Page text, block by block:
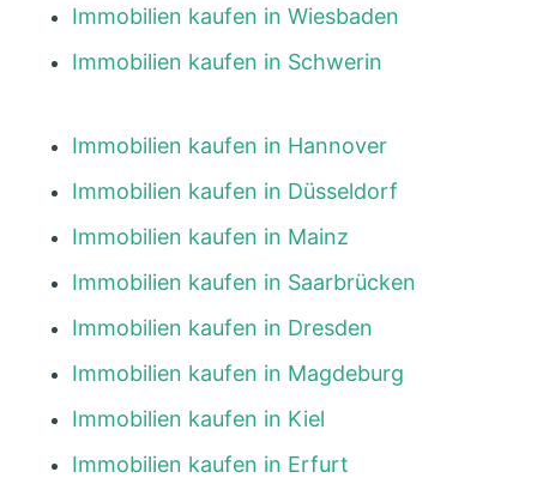
Immobilien kaufen in Wiesbaden
Immobilien kaufen in Schwerin
Immobilien kaufen in Hannover
Immobilien kaufen in Düsseldorf
Immobilien kaufen in Mainz
Immobilien kaufen in Saarbrücken
Immobilien kaufen in Dresden
Immobilien kaufen in Magdeburg
Immobilien kaufen in Kiel
Immobilien kaufen in Erfurt